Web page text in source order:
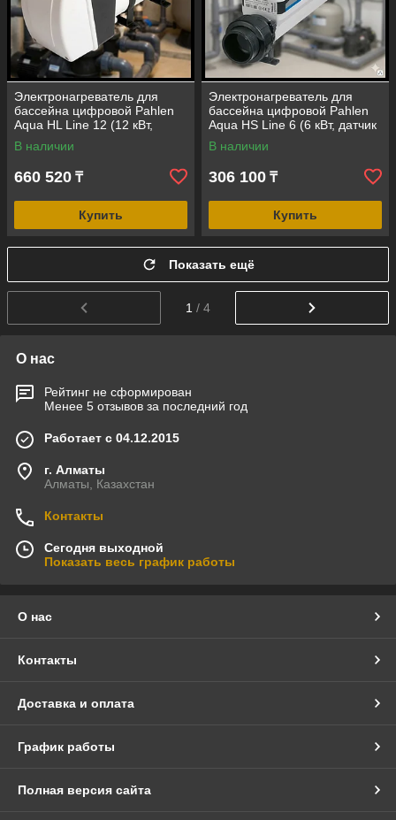
Электронагреватель для
бассейна цифровой Pahlen
Aqua HL Line 12 (12 кВт,
датчик потока, корпус -
полипропилен)
В наличии
660 520 ₸
Купить
Электронагреватель для
бассейна цифровой Pahlen
Aqua HS Line 6 (6 кВт, датчик
потока, корпус -
полипропилен)
В наличии
306 100 ₸
Купить
Показать ещё
1 / 4
О нас
Рейтинг не сформирован
Менее 5 отзывов за последний год
Работает с 04.12.2015
г. Алматы
Алматы, Казахстан
Контакты
Сегодня выходной
Показать весь график работы
О нас
Контакты
Доставка и оплата
График работы
Полная версия сайта